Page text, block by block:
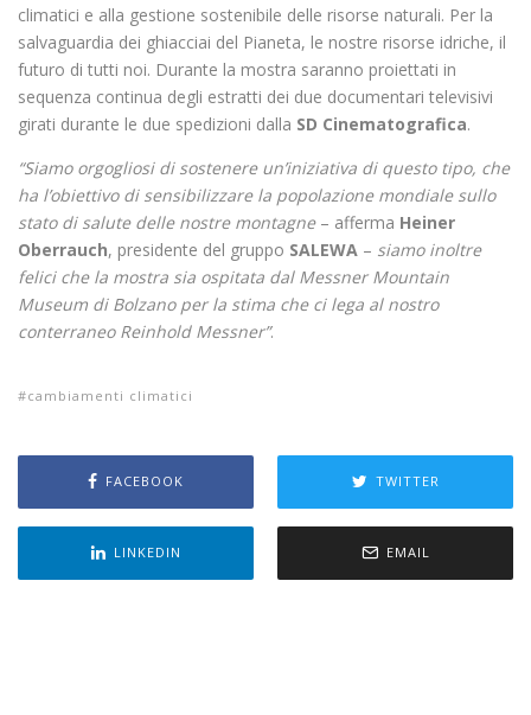
climatici e alla gestione sostenibile delle risorse naturali. Per la
salvaguardia dei ghiacciai del Pianeta, le nostre risorse idriche, il
futuro di tutti noi. Durante la mostra saranno proiettati in
sequenza continua degli estratti dei due documentari televisivi
girati durante le due spedizioni dalla SD Cinematografica.
“Siamo orgogliosi di sostenere un’iniziativa di questo tipo, che
ha l’obiettivo di sensibilizzare la popolazione mondiale sullo
stato di salute delle nostre montagne– afferma Heiner
Oberrauch, presidente del gruppo SALEWA – siamo inoltre
felici che la mostra sia ospitata dal Messner Mountain
Museum di Bolzano per la stima che ci lega al nostro
conterraneo Reinhold Messner”.
cambiamenti climatici
FACEBOOK TWITTER
LINKEDIN EMAIL